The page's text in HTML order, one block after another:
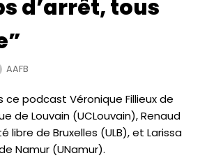
d’arrêt, tous
AAFB
ce podcast Véronique Fillieux de
de Louvain (UCLouvain), Renaud
libre de Bruxelles (ULB), et Larissa
Namur (UNamur).